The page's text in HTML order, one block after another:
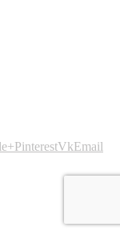
PinterestVkEmail